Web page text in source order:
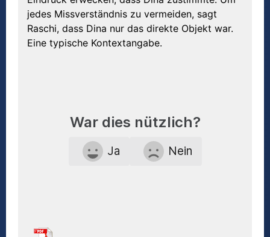
jedes Missverständnis zu vermeiden, sagt
Raschi, dass Dina nur das direkte Objekt war.
Eine typische Kontextangabe.
War dies nützlich?
Ja Nein